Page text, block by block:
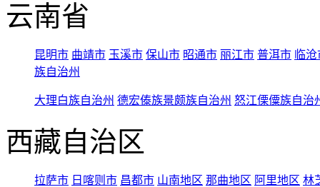
云南省
昆明市 曲靖市 玉溪市 保山市 昭通市 丽江市 普洱市 临
族自治州
大理白族自治州 德宏傣族景颇族自治州 怒江傈僳族自治
西藏自治区
拉萨市 日喀则市 昌都市 山南地区 那曲地区 阿里地区 林